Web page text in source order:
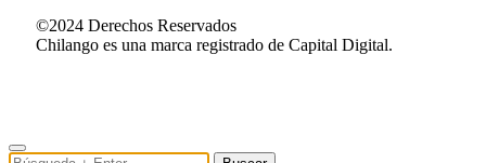
©2024 Derechos Reservados
Chilango es una marca registrado de Capital Digital.